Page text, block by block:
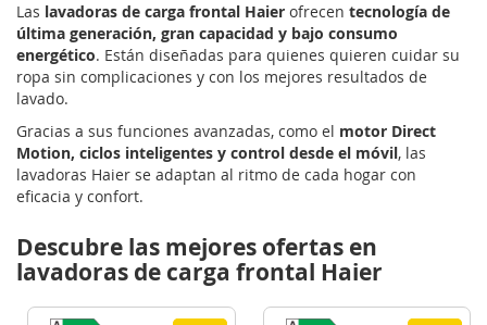
Las lavadoras de carga frontal Haier ofrecen tecnología de
última generación, gran capacidad y bajo consumo
energético. Están diseñadas para quienes quieren cuidar su
ropa sin complicaciones y con los mejores resultados de
lavado.
Gracias a sus funciones avanzadas, como el motor Direct
Motion, ciclos inteligentes y control desde el móvil, las
lavadoras Haier se adaptan al ritmo de cada hogar con
eficacia y confort.
Descubre las mejores ofertas en
lavadoras de carga frontal Haier